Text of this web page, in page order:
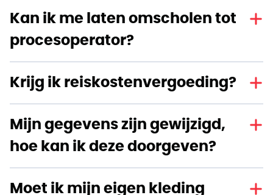
Kan ik me laten omscholen tot
procesoperator?
Krijg ik reiskostenvergoeding?
Mijn gegevens zijn gewijzigd,
hoe kan ik deze doorgeven?
Moet ik mijn eigen kleding